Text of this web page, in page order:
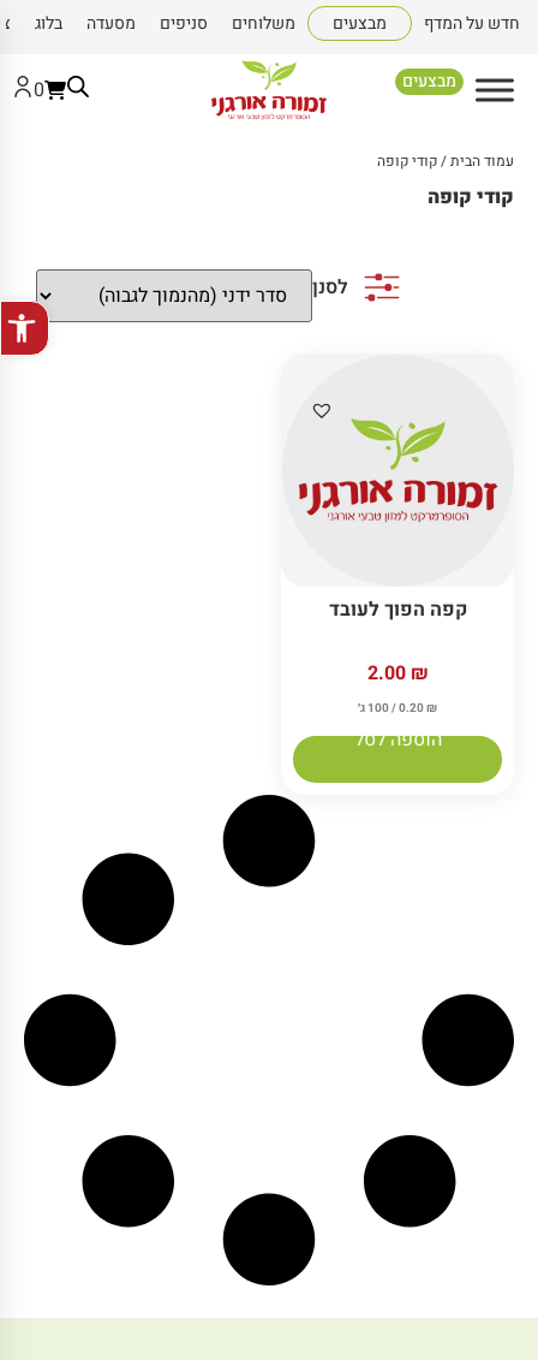
פתח
חדש על המדף מבצעים משלוחים סניפים מסעדה בלוג
מבצעים 0
עמוד הבית/ קודי קופה
קודי קופה
לסנן
קפה הפוך לעובד
2.00 ₪
0.20₪ / 100 ג׳
הוספה לסל